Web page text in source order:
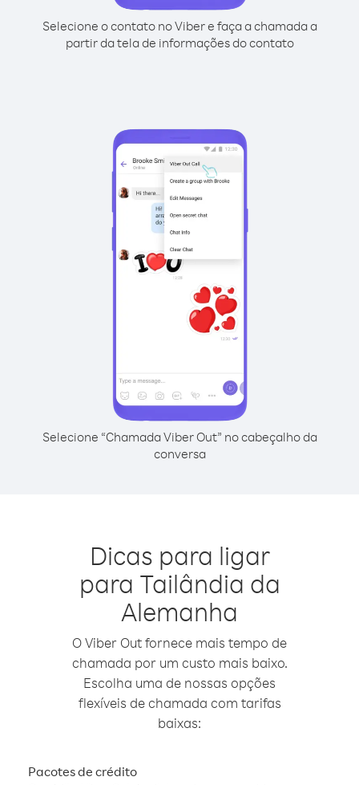
Selecione o contato no Viber e faça a chamada a
partir da tela de informações do contato
Selecione “Chamada Viber Out” no cabeçalho da
conversa
Dicas para ligar
para Tailândia da
Alemanha
O Viber Out fornece mais tempo de
chamada por um custo mais baixo.
Escolha uma de nossas opções
flexíveis de chamada com tarifas
baixas:
Pacotes de crédito